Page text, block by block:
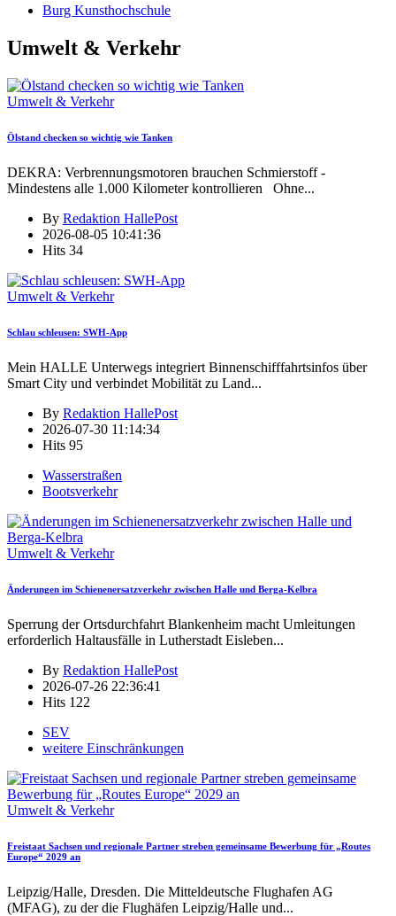
Burg Kunsthochschule
Umwelt & Verkehr
Umwelt & Verkehr
Ölstand checken so wichtig wie Tanken
DEKRA: Verbrennungsmotoren brauchen Schmierstoff -
Mindestens alle 1.000 Kilometer kontrollieren Ohne...
By Redaktion HallePost
2026-08-05 10:41:36
Hits 34
Umwelt & Verkehr
Schlau schleusen: SWH-App
Mein HALLE Unterwegs integriert Binnenschifffahrtsinfos über
Smart City und verbindet Mobilität zu Land...
By Redaktion HallePost
2026-07-30 11:14:34
Hits 95
Wasserstraßen
Bootsverkehr
Umwelt & Verkehr
Änderungen im Schienenersatzverkehr zwischen Halle und Berga-Kelbra
Sperrung der Ortsdurchfahrt Blankenheim macht Umleitungen
erforderlich Haltausfälle in Lutherstadt Eisleben...
By Redaktion HallePost
2026-07-26 22:36:41
Hits 122
SEV
weitere Einschränkungen
Umwelt & Verkehr
Freistaat Sachsen und regionale Partner streben gemeinsame Bewerbung für „Routes
Europe“ 2029 an
Leipzig/Halle, Dresden. Die Mitteldeutsche Flughafen AG
(MFAG), zu der die Flughäfen Leipzig/Halle und...